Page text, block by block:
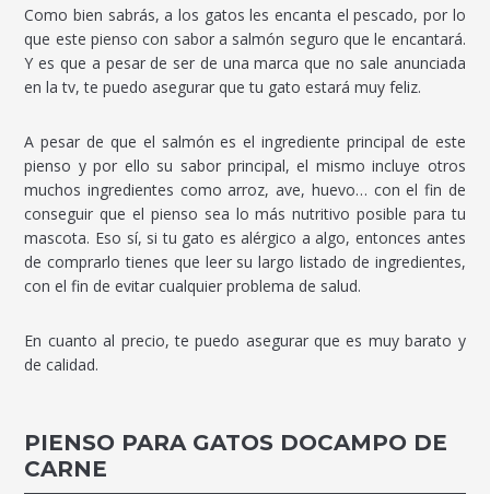
Como bien sabrás, a los gatos les encanta el pescado, por lo
que este pienso con sabor a salmón seguro que le encantará.
Y es que a pesar de ser de una marca que no sale anunciada
en la tv, te puedo asegurar que tu gato estará muy feliz.
A pesar de que el salmón es el ingrediente principal de este
pienso y por ello su sabor principal, el mismo incluye otros
muchos ingredientes como arroz, ave, huevo… con el fin de
conseguir que el pienso sea lo más nutritivo posible para tu
mascota. Eso sí, si tu gato es alérgico a algo, entonces antes
de comprarlo tienes que leer su largo listado de ingredientes,
con el fin de evitar cualquier problema de salud.
En cuanto al precio, te puedo asegurar que es muy barato y
de calidad.
PIENSO PARA GATOS DOCAMPO DE
CARNE